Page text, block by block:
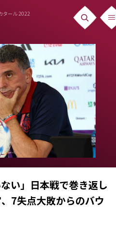
タール 2022
い」日本戦で巻き返し
7失点大敗からのバウ